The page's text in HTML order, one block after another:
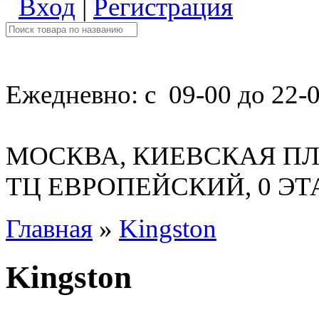
Вход | Регистрация
Ежедневно: с 09-00 до 22-
МОСКВА, КИЕВСКАЯ
ТЦ ЕВРОПЕЙСКИЙ, 0
Главная » Kingston
Kingston